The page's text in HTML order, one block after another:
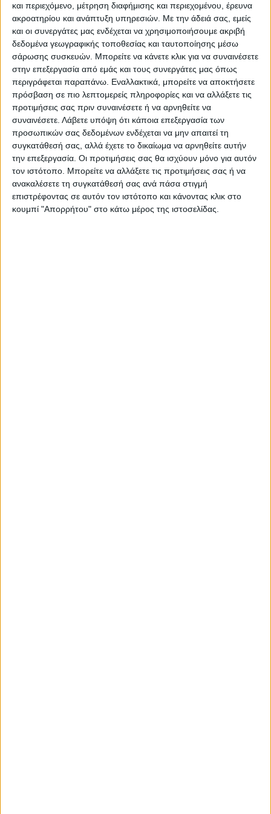
και περιεχόμενο, μέτρηση διαφήμισης και περιεχομένου, έρευνα
ακροατηρίου και ανάπτυξη υπηρεσιών. Με την άδειά σας, εμείς
και οι συνεργάτες μας ενδέχεται να χρησιμοποιήσουμε ακριβή
δεδομένα γεωγραφικής τοποθεσίας και ταυτοποίησης μέσω
σάρωσης συσκευών. Μπορείτε να κάνετε κλικ για να συναινέσετε
στην επεξεργασία από εμάς και τους συνεργάτες μας όπως
περιγράφεται παραπάνω. Εναλλακτικά, μπορείτε να αποκτήσετε
πρόσβαση σε πιο λεπτομερείς πληροφορίες και να αλλάξετε τις
προτιμήσεις σας πριν συναινέσετε ή να αρνηθείτε να
συναινέσετε. Λάβετε υπόψη ότι κάποια επεξεργασία των
προσωπικών σας δεδομένων ενδέχεται να μην απαιτεί τη
συγκατάθεσή σας, αλλά έχετε το δικαίωμα να αρνηθείτε αυτήν
την επεξεργασία. Οι προτιμήσεις σας θα ισχύουν μόνο για αυτόν
τον ιστότοπο. Μπορείτε να αλλάξετε τις προτιμήσεις σας ή να
ανακαλέσετε τη συγκατάθεσή σας ανά πάσα στιγμή
επιστρέφοντας σε αυτόν τον ιστότοπο και κάνοντας κλικ στο
κουμπί "Απορρήτου" στο κάτω μέρος της ιστοσελίδας.
ηπειρωτικά. Τα φαινόμενα στα δυτικά,
κυρίως στη δυτική Πελοπόννησο πιθανόν
μέχρι το απόγευμα να είναι ισχυρά.
Οι άνεμοι θα πνέουν στα δυτικά από νότιες
και στα ανατολικά από βόρειες διευθύνσεις
4 με 5 και στο Αιγαίο μέχρι το μεσημέρι
τοπικά 6 μποφόρ .
Η θερμοκρασία θα σημειώσει μικρή
περαιτέρω πτώση.
Ο καιρός της Δευτέρας (29/9): Αυξημένες